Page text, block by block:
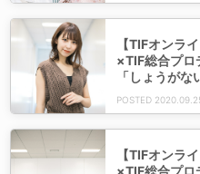
【TIFオンラ
×TIF総合プロ
「しょうが
はなくて、や
【TIFオンラ
×TIF総合プロ